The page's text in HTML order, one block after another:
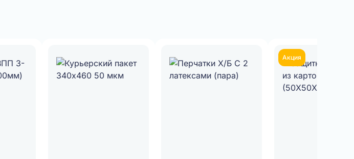
Акция